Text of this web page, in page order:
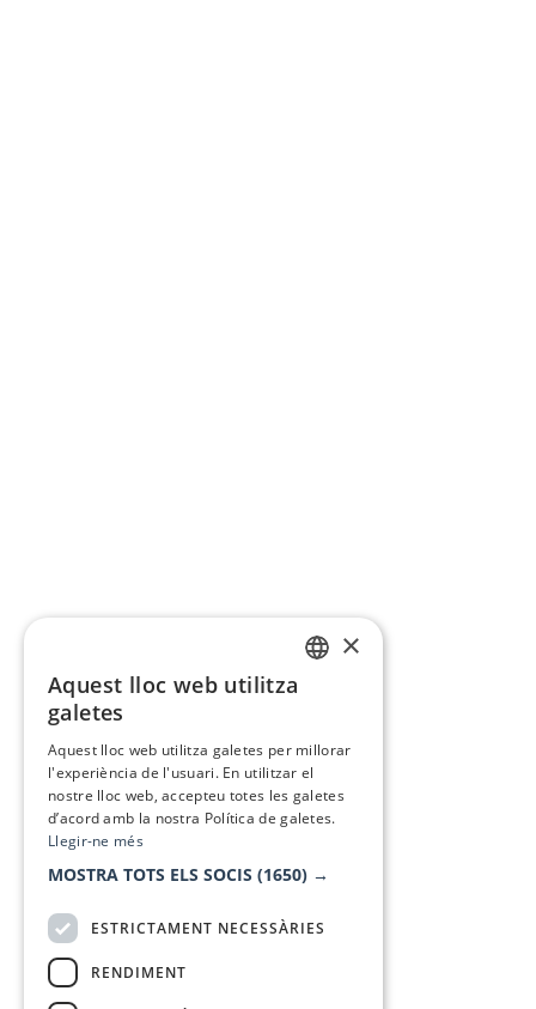
×
Aquest lloc web utilitza
galetes
Aquest lloc web utilitza galetes per millorar
l'experiència de l'usuari. En utilitzar el
nostre lloc web, accepteu totes les galetes
d’acord amb la nostra Política de galetes.
Llegir-ne més
MOSTRA TOTS ELS SOCIS (1650) →
ESTRICTAMENT NECESSÀRIES
RENDIMENT